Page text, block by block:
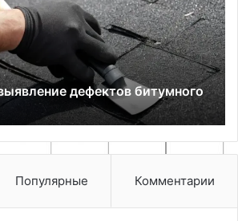
дефектов битумного
из
Популярные Комментарии